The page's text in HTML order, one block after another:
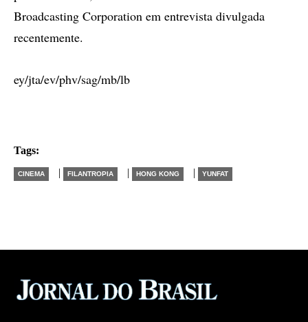
Broadcasting Corporation em entrevista divulgada
recentemente.
ey/jta/ev/phv/sag/mb/lb
Tags:
CINEMA | FILANTROPIA | HONG KONG | YUNFAT